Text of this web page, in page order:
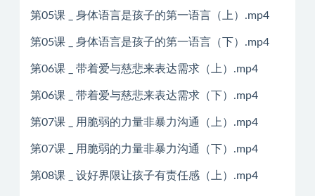
第05课 _ 身体语言是孩子的第一语言（上）.mp4
第05课 _ 身体语言是孩子的第一语言（下）.mp4
第06课 _ 带着爱与慈悲来表达需求（上）.mp4
第06课 _ 带着爱与慈悲来表达需求（下）.mp4
第07课 _ 用脆弱的力量非暴力沟通（上）.mp4
第07课 _ 用脆弱的力量非暴力沟通（下）.mp4
第08课 _ 设好界限让孩子有责任感（上）.mp4